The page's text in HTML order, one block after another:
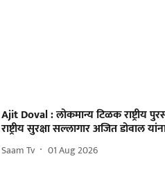
Ajit Doval : लोकमान्य टिळक राष्ट्रीय
राष्ट्रीय सुरक्षा सल्लागार अजित डोवाल
Saam Tv 01 Aug 2026